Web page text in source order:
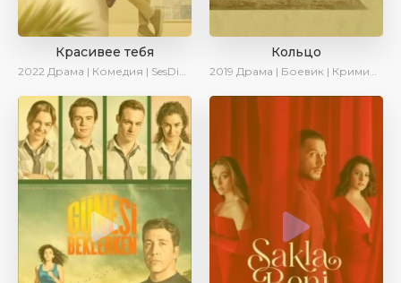
Красивее тебя
2022 Драма | Комедия | SesDizi | AveTurk | Turok1990
Кольцо
2019 Драма | Боевик | Криминал